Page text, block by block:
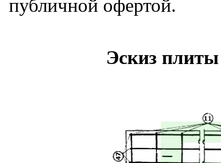
публичной офертой.
Эскиз